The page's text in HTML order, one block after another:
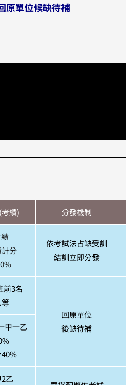
原單位候缺待補
績) 分發機制
分
依考試法占缺受訓
結訓立即分發
前3名
回原單位
後缺待補
甲一乙
乙